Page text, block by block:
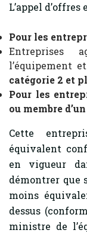
L’appel
Pour les
Entreprises
l’équipement
catégorie 2 et
Pour les
ou membre
Cette
équivalent
en vigueur
démontrer que
moins
dessus
ministre de